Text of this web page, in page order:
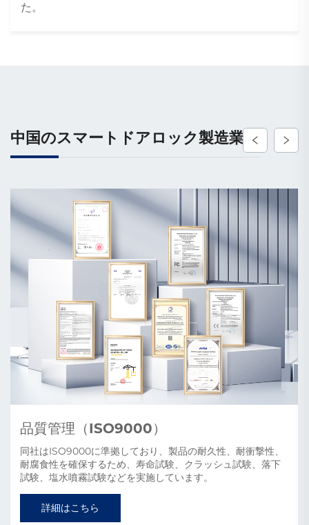
た。
中国のスマートドアロック製造業者
量産能力
工場敷地は20,000平方メートルに及び、CNC、ワイヤーカッ
ト、射出、プレス、ドリリングマシンを備えています。スマ
ートロック用の生産ラインとスマートドア用の生産ラインが
それぞれ2ラインあり、年間生産能力はスマートロックが
500,000セット、スマートドアが200,000セットです。
詳細はこちら